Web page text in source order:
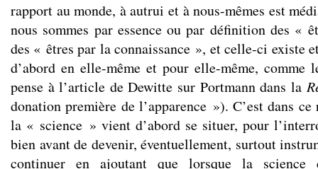
rapport au monde, à autrui et à nous-mêmes est
nous sommes par essence ou par définition des «
des « êtres par la connaissance », et celle-ci existe
d’abord en elle-même et pour elle-même, comme
pense à l’article de Dewitte sur Portmann dans la
donation première de l’apparence »). C’est dans
la « science » vient d’abord se situer, pour
bien avant de devenir, éventuellement, surtout
continuer en ajoutant que lorsque la science